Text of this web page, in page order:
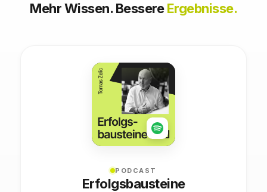
Mehr Wissen. BessereErgebnisse.
PODCAST
Erfolgsbausteine